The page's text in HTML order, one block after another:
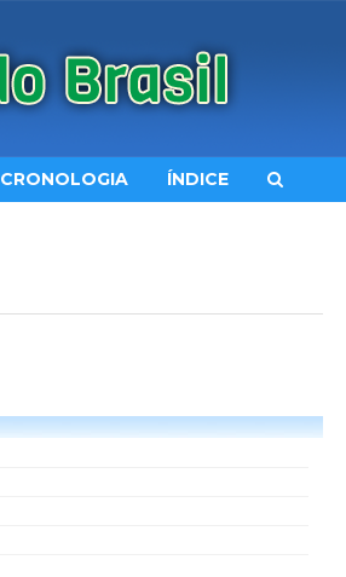
CRONOLOGIA ÍNDICE